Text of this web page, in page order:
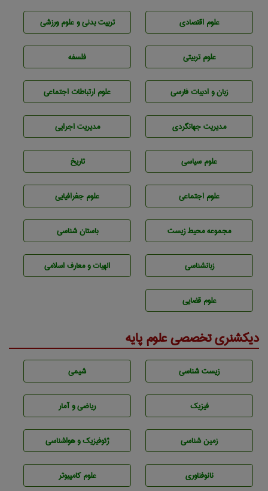
علوم اقتصادی تربيت بدنی و علوم ورزشی
علوم تربيتی فلسفه
زبان و ادبيات فارسی علوم ارتباطات اجتماعی
مديريت جهانگردی مديريت اجرايی
علوم سياسی تاريخ
علوم اجتماعی علوم جغرافيايی
مجموعه محيط زيست باستان شناسی
زبانشناسی الهیات و معارف اسلامی
علوم قضایی
دیکشنری تخصصی علوم پایه
زيست شناسی شيمی
فیزیک ریاضی و آمار
زمين شناسی ژئوفيزيك و هواشناسی
نانوفناوری علوم کامپیوتر